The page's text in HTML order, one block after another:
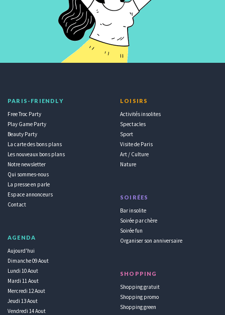
PARIS-FRIENDLY
Free Troc Party
Play Game Party
Beauty Party
La carte des bons plans
Les nouveaux bons plans
Notre newsletter
Qui sommes-nous
La presse en parle
Espace annonceurs
Contact
AGENDA
Aujourd'hui
Dimanche 09 Aout
Lundi 10 Aout
Mardi 11 Aout
Mercredi 12 Aout
Jeudi 13 Aout
Vendredi 14 Aout
LOISIRS
Activités insolites
Spectacles
Sport
Visite de Paris
Art / Culture
Nature
SOIRÉES
Bar insolite
Soirée par chère
Soirée fun
Organiser son anniversaire
SHOPPING
Shopping gratuit
Shopping promo
Shopping green